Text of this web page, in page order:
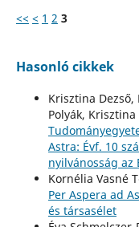
<< < 1 2 3
Hasonló cikkek
Krisztina
Polyák, Krisztina
Astra: Évf. 10
nyilvánosság az
Kornélia Vasné
Per Aspera ad
és társasélet